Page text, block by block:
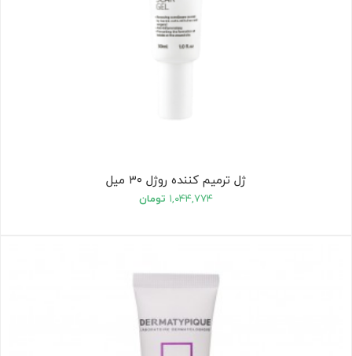
ژل ترمیم کننده روژل ۳۰ میل
۱,۰۴۴,۷۷۴ تومان